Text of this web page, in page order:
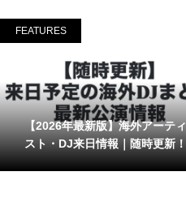
FEATURES
【2026年最新版】海外アーティ
スト・DJ来日情報｜随時更新！